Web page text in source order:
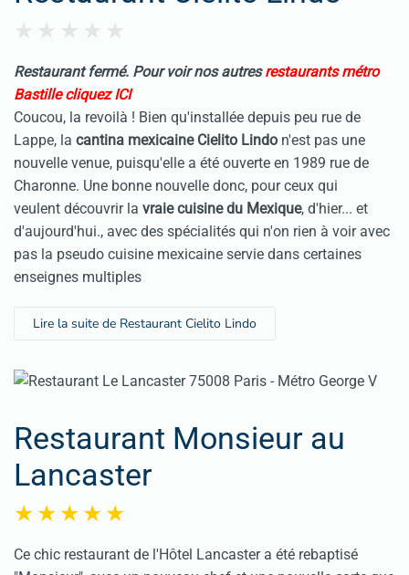
Restaurant fermé. Pour voir nos autresrestaurants métro
Bastille cliquez ICI
Coucou, la revoilà ! Bien qu'installée depuis peu rue de
Lappe, la cantina mexicaine Cielito Lindo n'est pas une
nouvelle venue, puisqu'elle a été ouverte en 1989 rue de
Charonne. Une bonne nouvelle donc, pour ceux qui
veulent découvrir la vraie cuisine du Mexique, d'hier... et
d'aujourd'hui., avec des spécialités qui n'on rien à voir avec
pas la pseudo cuisine mexicaine servie dans certaines
enseignes multiples
Lire la suite de Restaurant Cielito Lindo
Restaurant Monsieur au
Lancaster
Ce chic restaurant de l'Hôtel Lancaster a été rebaptisé